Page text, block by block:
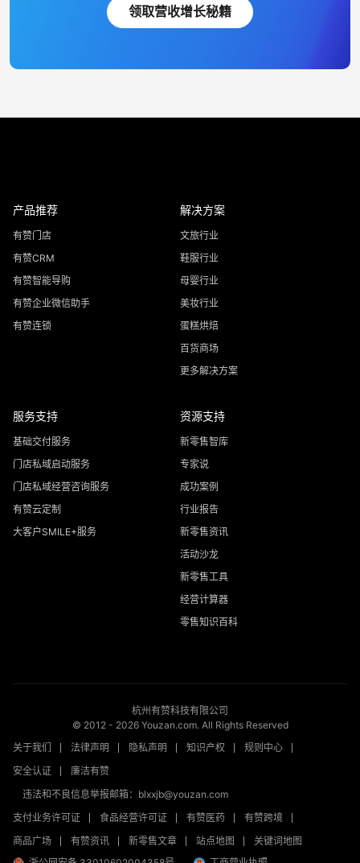
领取营收增长秘籍
产品推荐
有赞门店
有赞CRM
有赞智能导购
有赞企业微信助手
有赞连锁
解决方案
文旅行业
鞋服行业
母婴行业
美妆行业
蛋糕烘焙
百货商场
更多解决方案
服务支持
基础交付服务
门店私域启动服务
门店私域经营咨询服务
有赞云定制
大客户SMILE+服务
资源支持
新零售智库
专家说
成功案例
行业报告
新零售资讯
活动沙龙
新零售工具
经营计算器
零售知识百科
杭州有赞科技有限公司
© 2012 - 2026Youzan.com. All Rights Reserved
关于我们
法律声明 隐私声明 知识产权
规则中心
安全认证
廉洁有赞
违法和不良信息举报邮箱：blxxjb@youzan.com
支付业务许可证
食品经营许可证 有赞医药
有赞跨境
商品广场
有赞资讯 新零售文章 站点地图
关键词地图